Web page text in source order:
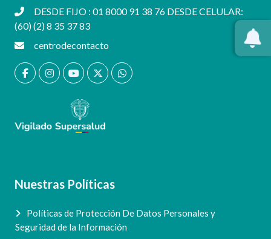
DESDE FIJO : 01 8000 91 38 76 DESDE CELULAR:
(60) (2) 8 35 37 83
centrodecontacto
Nuestras Políticas
Políticas de Protección De Datos Personales y
Seguridad de la Información